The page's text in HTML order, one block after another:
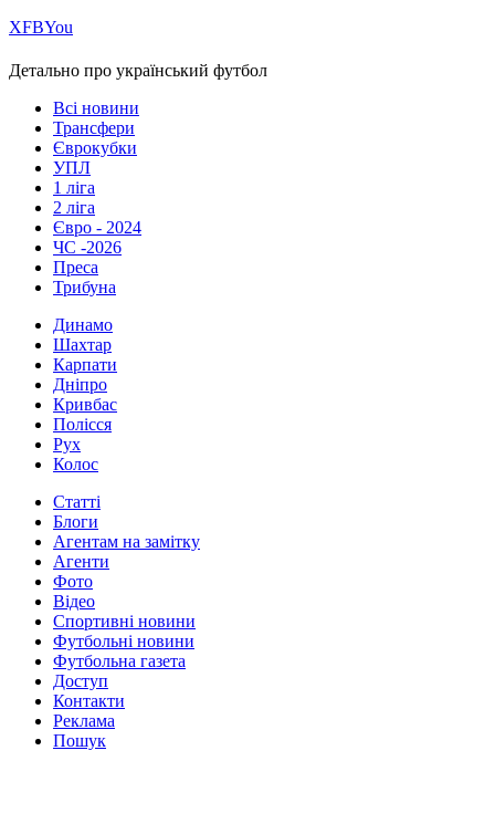
ХFBYou
Детально про український футбол
Всі новини
Трансфери
Єврокубки
УПЛ
1 ліга
2 ліга
Євро - 2024
ЧС -2026
Преса
Трибуна
Динамо
Шахтар
Карпати
Дніпро
Кривбас
Полісся
Рух
Колос
Статті
Блоги
Агентам на замітку
Агенти
Фото
Відео
Спортивні новини
Футбольні новини
Футбольна газета
Доступ
Контакти
Реклама
Пошук